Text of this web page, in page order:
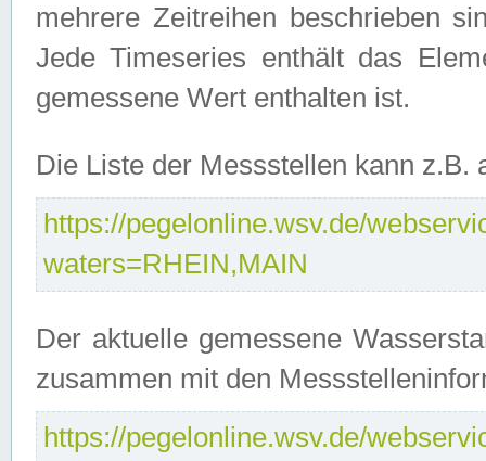
mehrere Zeitreihen beschrieben
Jede Timeseries enthält das
gemessene Wert enthalten ist.
Die Liste der Messstellen kann
https://pegelonline.wsv.de/
waters=RHEIN,MAIN
Der aktuelle gemessene
zusammen mit den
https://pegelonline.wsv.de/